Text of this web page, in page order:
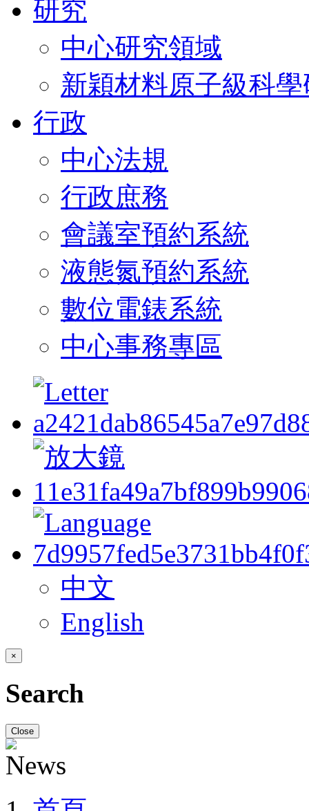
研究
中心研究領域
新穎材料原子級科
行政
中心法規
行政庶務
會議室預約系統
液態氮預約系統
數位電錶系統
中心事務專區
中文
English
×
Search
Close